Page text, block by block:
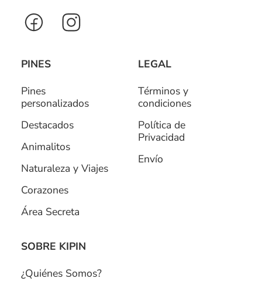
PINES
Pines
personalizados
Destacados
Animalitos
Naturaleza y Viajes
Corazones
Área Secreta
LEGAL
Términos y
condiciones
Política de
Privacidad
Envío
SOBRE KIPIN
¿Quiénes Somos?